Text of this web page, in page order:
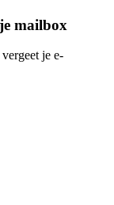
mailbox
je e-